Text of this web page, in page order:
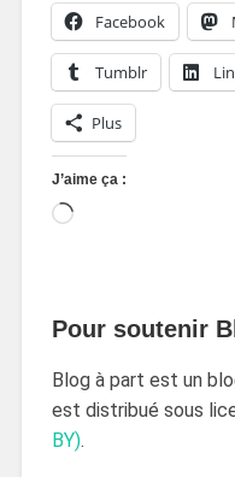
Facebook
Tumblr
Plus
J’aime ça :
Pour soutenir
Blog à part est un
est distribué sous
BY).